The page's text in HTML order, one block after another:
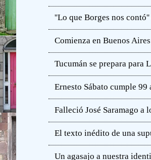
''Lo que Borges nos
Comienza en Buenos
Tucumán se prepara para
Ernesto Sábato cumple 99
Falleció José Saramago a
El texto inédito de una
Un agasajo a nuestra